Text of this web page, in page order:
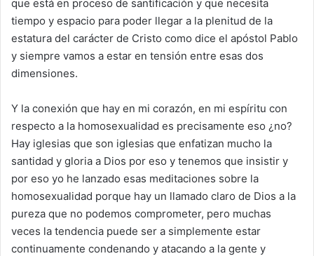
que está en proceso de santificación y que necesita
tiempo y espacio para poder llegar a la plenitud de la
estatura del carácter de Cristo como dice el apóstol Pablo
y siempre vamos a estar en tensión entre esas dos
dimensiones.
Y la conexión que hay en mi corazón, en mi espíritu con
respecto a la homosexualidad es precisamente eso ¿no?
Hay iglesias que son iglesias que enfatizan mucho la
santidad y gloria a Dios por eso y tenemos que insistir y
por eso yo he lanzado esas meditaciones sobre la
homosexualidad porque hay un llamado claro de Dios a la
pureza que no podemos comprometer, pero muchas
veces la tendencia puede ser a simplemente estar
continuamente condenando y atacando a la gente y